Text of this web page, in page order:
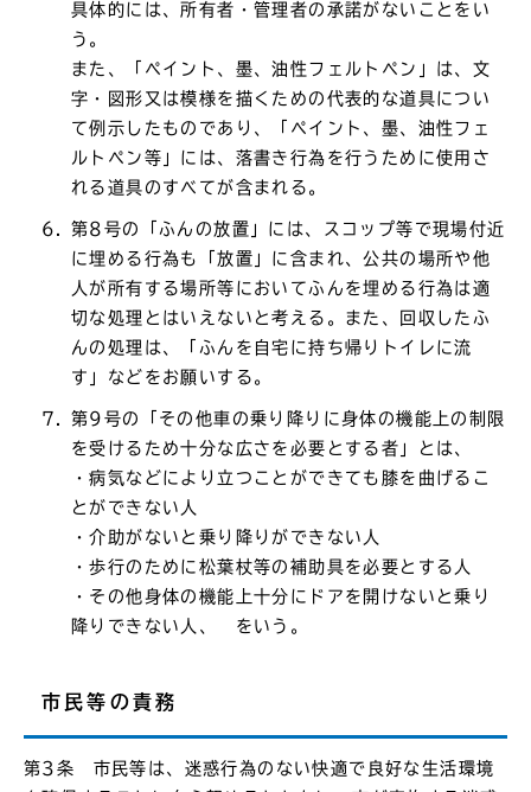
具体的には、所有者・管理者の承諾がないことをい
う。
また、「ペイント、墨、油性フェルトペン」は、文
字・図形又は模様を描くための代表的な道具につい
て例示したものであり、「ペイント、墨、油性フェ
ルトペン等」には、落書き行為を行うために使用さ
れる道具のすべてが含まれる。
第8号の「ふんの放置」には、スコップ等で現場付近
に埋める行為も「放置」に含まれ、公共の場所や他
人が所有する場所等においてふんを埋める行為は適
切な処理とはいえないと考える。また、回収したふ
んの処理は、「ふんを自宅に持ち帰りトイレに流
す」などをお願いする。
第9号の「その他車の乗り降りに身体の機能上の制限
を受けるため十分な広さを必要とする者」とは、
・病気などにより立つことができても膝を曲げるこ
とができない人
・介助がないと乗り降りができない人
・歩行のために松葉杖等の補助具を必要とする人
・その他身体の機能上十分にドアを開けないと乗り
降りできない人、 をいう。
市民等の責務
第3条 市民等は、迷惑行為のない快適で良好な生活環境